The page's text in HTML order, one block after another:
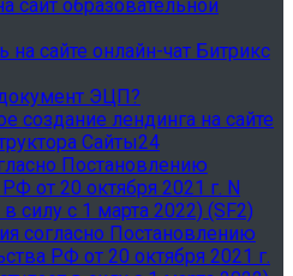
сайт образовательной
на сайте онлайн-чат Битрикс
ЭЦП?
создание лендинга на сайте
Сайты24
Постановлению
от 20 октября 2021 г. N
силу с 1 марта 2022) (SF2)
согласно Постановлению
РФ от 20 октября 2021 г.